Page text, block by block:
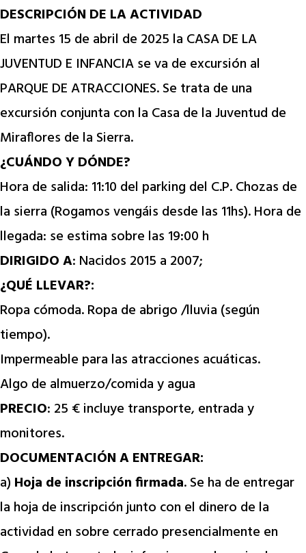
DESCRIPCIÓN DE LA ACTIVIDAD
El martes 15 de abril de 2025 la CASA DE LA
JUVENTUD E INFANCIA se va de excursión al
PARQUE DE ATRACCIONES. Se trata de una
excursión conjunta con la Casa de la Juventud de
Miraflores de la Sierra.
¿CUÁNDO Y DÓNDE?
Hora de salida: 11:10 del parking del C.P. Chozas de
la sierra (Rogamos vengáis desde las 11hs). Hora de
llegada: se estima sobre las 19:00 h
DIRIGIDO A: Nacidos 2015 a 2007;
¿QUÉ LLEVAR?:
Ropa cómoda. Ropa de abrigo /lluvia (según
tiempo).
Impermeable para las atracciones acuáticas.
Algo de almuerzo/comida y agua
PRECIO: 25 € incluye transporte, entrada y
monitores.
DOCUMENTACIÓN A ENTREGAR:
a) Hoja de inscripción firmada. Se ha de entregar
la hoja de inscripción junto con el dinero de la
actividad en sobre cerrado presencialmente en